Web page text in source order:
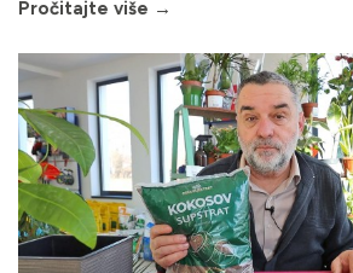
Pročitajte više →